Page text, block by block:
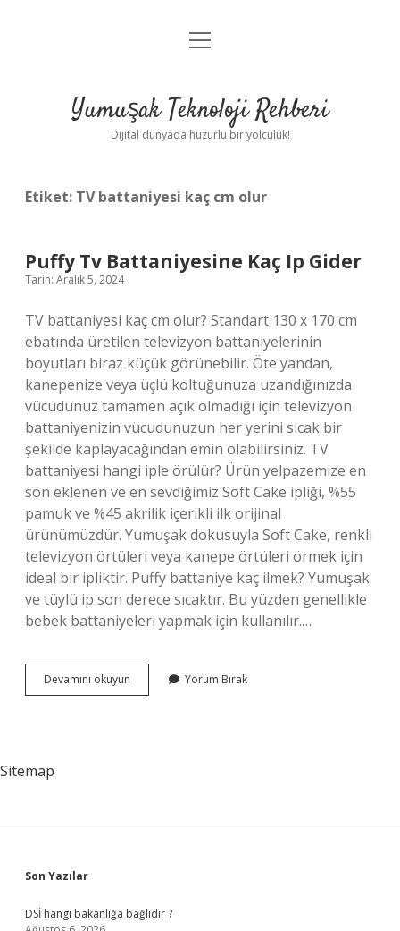
Anasayfa
Yasal Uyarı
menüyü
Yumuşak Teknoloji Rehberi
Dijital dünyada huzurlu bir yolculuk!
Etiket: TV battaniyesi kaç cm olur
Puffy Tv Battaniyesine Kaç Ip Gider
Tarih: Aralık 5, 2024
TV battaniyesi kaç cm olur? Standart 130 x 170 cm
ebatında üretilen televizyon battaniyelerinin
boyutları biraz küçük görünebilir. Öte yandan,
kanepenize veya üçlü koltuğunuza uzandığınızda
vücudunuz tamamen açık olmadığı için televizyon
battaniyenizin vücudunuzun her yerini sıcak bir
şekilde kaplayacağından emin olabilirsiniz. TV
battaniyesi hangi iple örülür? Ürün yelpazemize en
son eklenen ve en sevdiğimiz Soft Cake ipliği, %55
pamuk ve %45 akrilik içerikli ilk orijinal
ürünümüzdür. Yumuşak dokusuyla Soft Cake, renkli
televizyon örtüleri veya kanepe örtüleri örmek için
ideal bir ipliktir. Puffy battaniye kaç ilmek? Yumuşak
ve tüylü ip son derece sıcaktır. Bu yüzden genellikle
bebek battaniyeleri yapmak için kullanılır.…
Devamını okuyun
Tv
Yorum Bırak
Sitemap
Sidebar
Son Yazılar
DSİ hangi bakanlığa bağlıdır ?